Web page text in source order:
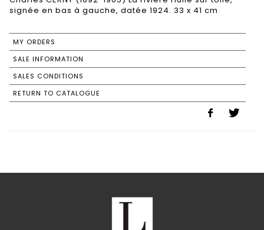
signée en bas à gauche, datée 1924. 33 x 41 cm
MY ORDERS
SALE INFORMATION
SALES CONDITIONS
RETURN TO CATALOGUE